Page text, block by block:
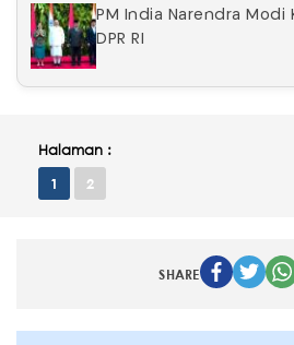
PM India Narendra
DPR RI
Halaman :
1 2
SHARE